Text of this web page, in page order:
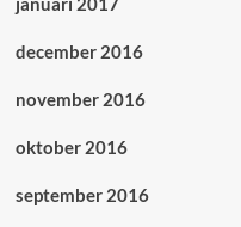
december 2016
november 2016
oktober 2016
september 2016